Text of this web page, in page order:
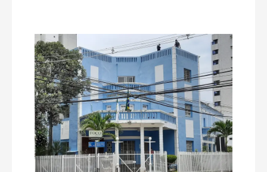
que
obriga
estabelecimentos
veterinários
a
comunicarem
a
Polícia